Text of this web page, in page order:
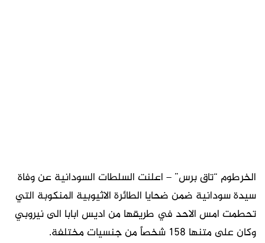
الخرطوم “تاق برس” – اعلنت السلطات السودانية عن وفاة
سيدة سودانية ضمن ضحايا الطائرة الاثيوبية المنكوبة التي
تحطمت امس الاحد في طريقها من اديس ابابا الى نيروبي
وكان على متنها 158 شخصاً من جنسيات مختلفة.